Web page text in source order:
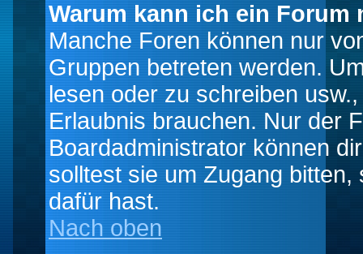
Warum kann ich ein Forum
Manche Foren können nur
Gruppen betreten werden.
lesen oder zu schreiben
Erlaubnis brauchen. Nur der
Boardadministrator können
solltest sie um Zugang
dafür hast.
Nach oben